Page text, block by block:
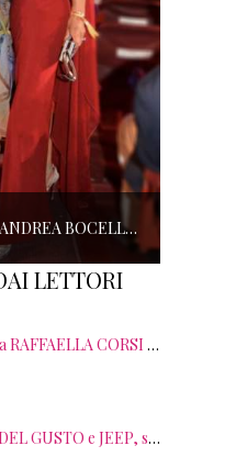
Con ‘LA NOTTE DI ANDREA BOCELLI’ l’ARENA si accende di musica e solidarietà! I SALOTTI DEL GUSTO conquistano tutti; tra gli ospiti, RICHARD GERE
LETTORI
Intervista a RAFFAELLA CORSI tra EVENTI, PSICOLOGIA ed EMOZIONI
SALOTTI DEL GUSTO e JEEP, sei anni di SUCCESSI tra splendide LOCATION, TERRITORI e GUSTO